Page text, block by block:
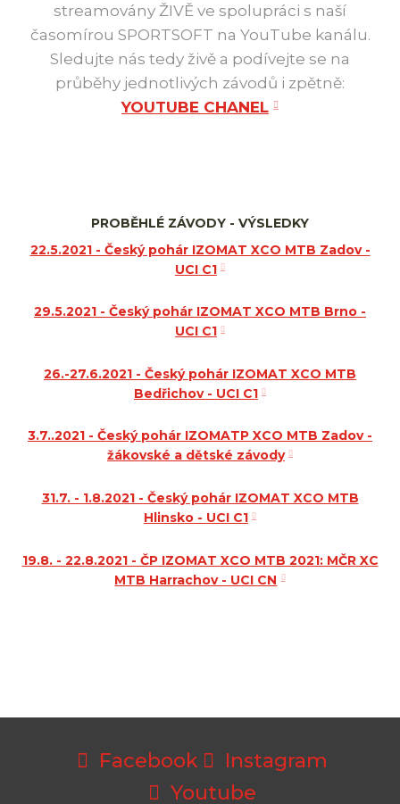
streamovány ŽIVĚ ve spolupráci s naší
časomírou SPORTSOFT na YouTube kanálu.
Sledujte nás tedy živě a podívejte se na
průběhy jednotlivých závodů i zpětně:
YOUTUBE CHANEL
PROBĚHLÉ ZÁVODY - VÝSLEDKY
22.5.2021 - Český pohár IZOMAT XCO MTB Zadov -
UCI C1
29.5.2021 - Český pohár IZOMAT XCO MTB Brno -
UCI C1
26.-27.6.2021 - Český pohár IZOMAT XCO MTB
Bedřichov - UCI C1
3.7..2021 - Český pohár IZOMATP XCO MTB Zadov -
žákovské a dětské závody
31.7. - 1.8.2021 - Český pohár IZOMAT XCO MTB
Hlinsko - UCI C1
19.8. - 22.8.2021 - ČP IZOMAT XCO MTB 2021: MČR XC
MTB Harrachov - UCI CN
Facebook
Instagram
Youtube